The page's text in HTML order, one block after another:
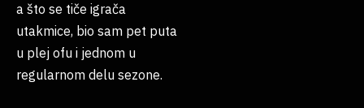
a što se tiče igrača
utakmice, bio sam pet puta
u plej ofu i jednom u
regularnom delu sezone.